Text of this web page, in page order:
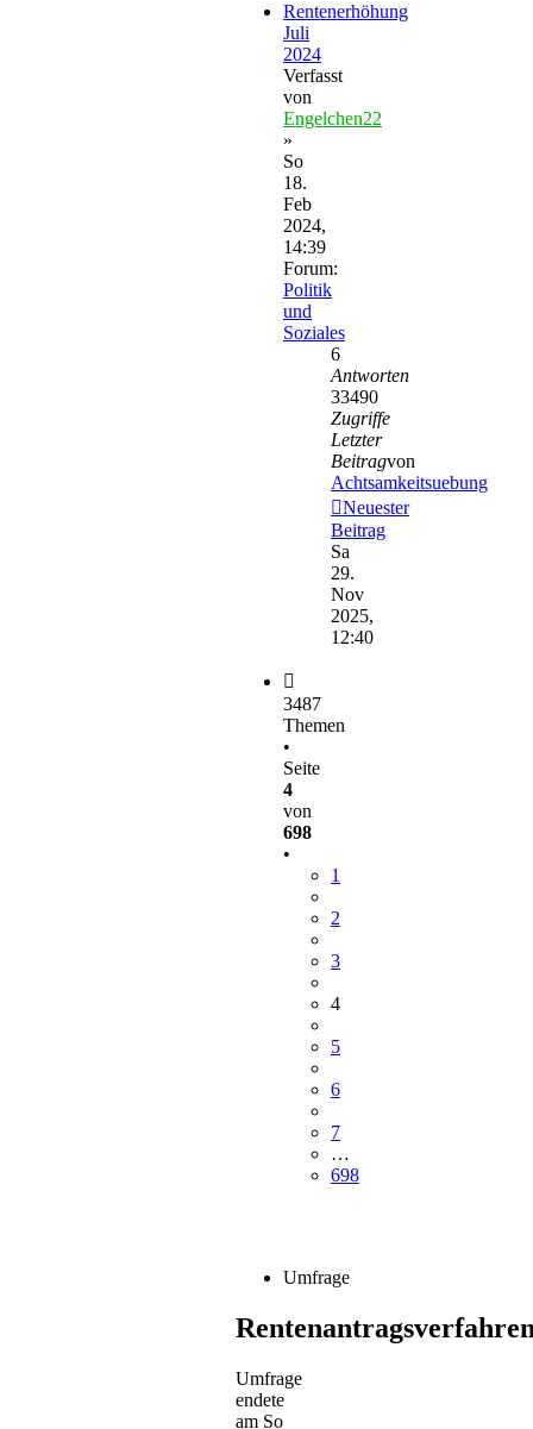
Rentenerhöhung
Juli
2024
Verfasst
von
Engelchen22
»
So
18.
Feb
2024,
14:39
Forum:
Politik
und
Soziales
6
Antworten
33490
Zugriffe
Letzter
Beitragvon
Achtsamkeitsuebung
Neuester
Beitrag
Sa
29.
Nov
2025,
12:40
3487
Themen
•
Seite
4
von
698
•
1
2
3
4
5
6
7
…
698
Umfrage
Umfrage
endete
am So